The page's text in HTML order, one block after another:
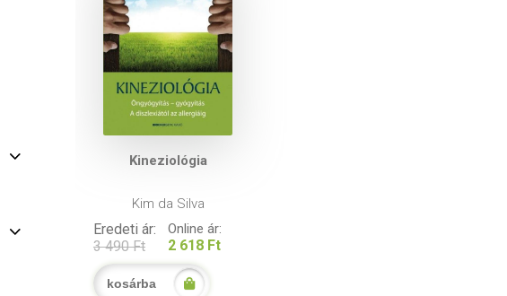
Kineziológia
Kim da Silva
Eredeti ár:
3 490 Ft
Online ár:
2 618 Ft
kosárba